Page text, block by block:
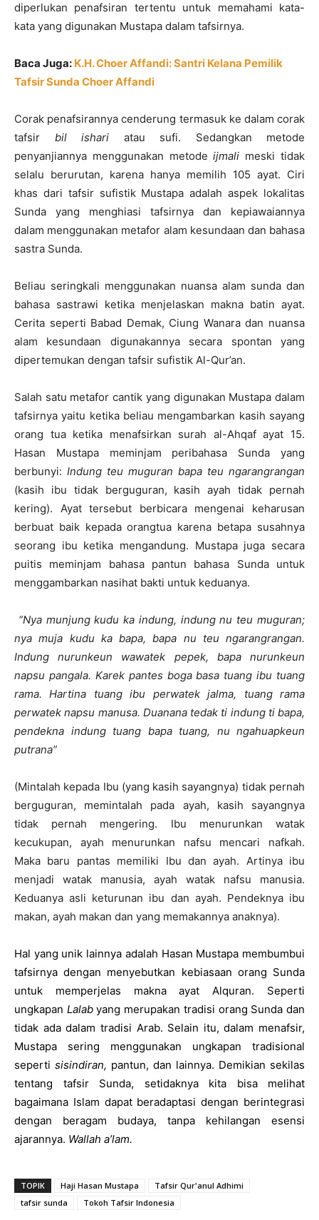
diperlukan penafsiran tertentu untuk memahami kata-
kata yang digunakan Mustapa dalam tafsirnya.
Baca Juga: K.H. Choer Affandi: Santri Kelana Pemilik
Tafsir Sunda Choer Affandi
Corak penafsirannya cenderung termasuk ke dalam corak
tafsir bil ishari atau sufi. Sedangkan metode
penyanjiannya menggunakan metodeijmali meski tidak
selalu berurutan, karena hanya memilih 105 ayat. Ciri
khas dari tafsir sufistik Mustapa adalah aspek lokalitas
Sunda yang menghiasi tafsirnya dan kepiawaiannya
dalam menggunakan metafor alam kesundaan dan bahasa
sastra Sunda.
Beliau seringkali menggunakan nuansa alam sunda dan
bahasa sastrawi ketika menjelaskan makna batin ayat.
Cerita seperti Babad Demak, Ciung Wanara dan nuansa
alam kesundaan digunakannya secara spontan yang
dipertemukan dengan tafsir sufistik Al-Qur’an.
Salah satu metafor cantik yang digunakan Mustapa dalam
tafsirnya yaitu ketika beliau mengambarkan kasih sayang
orang tua ketika menafsirkan surah al-Ahqaf ayat 15.
Hasan Mustapa meminjam peribahasa Sunda yang
berbunyi: Indung teu muguran bapa teu ngarangrangan
(kasih ibu tidak berguguran, kasih ayah tidak pernah
kering). Ayat tersebut berbicara mengenai keharusan
berbuat baik kepada orangtua karena betapa susahnya
seorang ibu ketika mengandung. Mustapa juga secara
puitis meminjam bahasa pantun bahasa Sunda untuk
menggambarkan nasihat bakti untuk keduanya.
“Nya munjung kudu ka indung, indung nu teu muguran;
nya muja kudu ka bapa, bapa nu teu ngarangrangan.
Indung nurunkeun wawatek pepek, bapa nurunkeun
napsu pangala. Karek pantes boga basa tuang ibu tuang
rama. Hartina tuang ibu perwatek jalma, tuang rama
perwatek napsu manusa. Duanana tedak ti indung ti bapa,
pendekna indung tuang bapa tuang, nu ngahuapkeun
putrana”
(Mintalah kepada Ibu (yang kasih sayangnya) tidak pernah
berguguran, memintalah pada ayah, kasih sayangnya
tidak pernah mengering. Ibu menurunkan watak
kecukupan, ayah menurunkan nafsu mencari nafkah.
Maka baru pantas memiliki Ibu dan ayah. Artinya ibu
menjadi watak manusia, ayah watak nafsu manusia.
Keduanya asli keturunan ibu dan ayah. Pendeknya ibu
makan, ayah makan dan yang memakannya anaknya).
Hal yang unik lainnya adalah Hasan Mustapa membumbui
tafsirnya dengan menyebutkan kebiasaan orang Sunda
untuk memperjelas makna ayat Alquran. Seperti
ungkapan Lalabyang merupakan tradisi orang Sunda dan
tidak ada dalam tradisi Arab. Selain itu, dalam menafsir,
Mustapa sering menggunakan ungkapan tradisional
seperti sisindiran, pantun, dan lainnya. Demikian sekilas
tentang tafsir Sunda, setidaknya kita bisa melihat
bagaimana Islam dapat beradaptasi dengan berintegrasi
dengan beragam budaya, tanpa kehilangan esensi
ajarannya. Wallah a’lam.
TOPIK Haji Hasan Mustapa
Tafsir Qur'anul Adhimi
tafsir sunda
Tokoh Tafsir Indonesia